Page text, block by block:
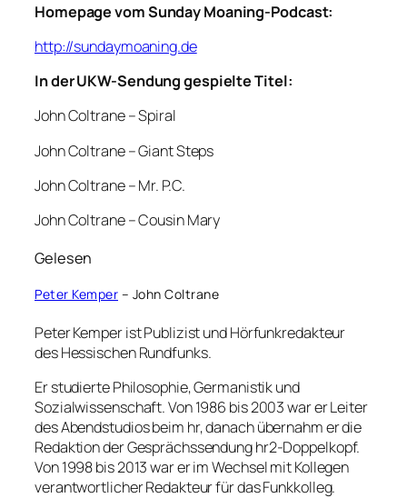
Homepage vom Sunday Moaning-Podcast:
http://sundaymoaning.de
In der UKW-Sendung gespielte Titel:
John Coltrane – Spiral
John Coltrane – Giant Steps
John Coltrane – Mr. P.C.
John Coltrane – Cousin Mary
Gelesen
Peter Kemper – John Coltrane
Peter Kemper ist Publizist und Hörfunkredakteur
des Hessischen Rundfunks.
Er studierte Philosophie, Germanistik und
Sozialwissenschaft. Von 1986 bis 2003 war er Leiter
des Abendstudios beim hr, danach übernahm er die
Redaktion der Gesprächssendung hr2-Doppelkopf.
Von 1998 bis 2013 war er im Wechsel mit Kollegen
verantwortlicher Redakteur für das Funkkolleg.